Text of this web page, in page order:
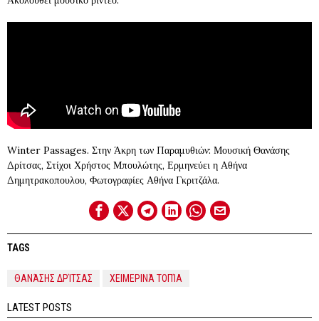
Winter Passages. Στην Άκρη των Παραμυθιών: Μουσική Θανάσης
Δρίτσας, Στίχοι Χρήστος Μπουλώτης, Ερμηνεύει η Αθήνα
Δημητρακοπουλου, Φωτογραφίες Αθήνα Γκριτζάλα.
TAGS
ΘΑΝΆΣΗΣ ΔΡΊΤΣΑΣ ΧΕΙΜΕΡΙΝΆ ΤΟΠΊΑ
LATEST POSTS